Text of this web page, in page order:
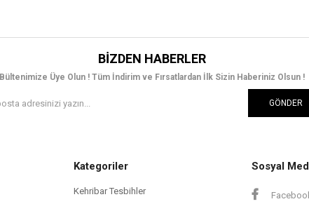
BIZDEN HABERLER
Bültenimize Üye Olun ! Tüm İndirim ve Fırsatlardan İlk Sizin Haberiniz Olsun !
GÖNDER
Kategoriler
Kehribar Tesbihler
Sosyal